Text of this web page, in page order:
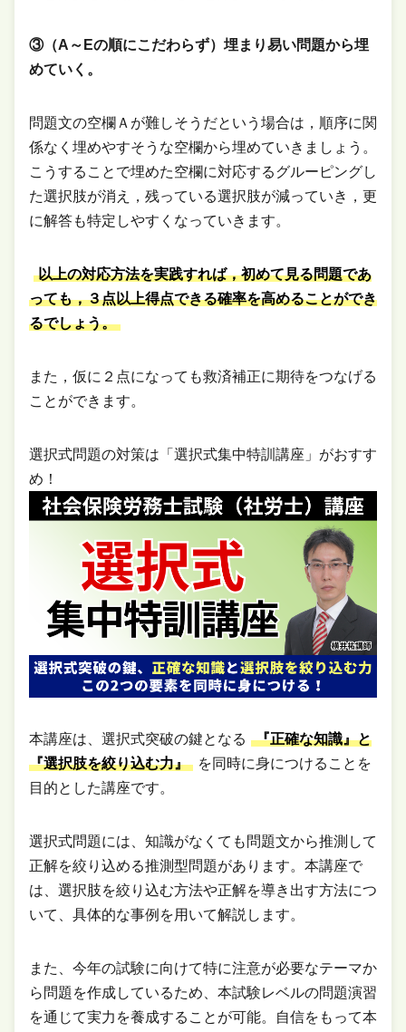
③（A～Eの順にこだわらず）埋まり易い問題から埋
めていく。
問題文の空欄Ａが難しそうだという場合は，順序に関
係なく埋めやすそうな空欄から埋めていきましょう。
こうすることで埋めた空欄に対応するグルーピングし
た選択肢が消え，残っている選択肢が減っていき，更
に解答も特定しやすくなっていきます。
以上の対応方法を実践すれば，初めて見る問題であ
っても，３点以上得点できる確率を高めることができ
るでしょう。
また，仮に２点になっても救済補正に期待をつなげる
ことができます。
選択式問題の対策は「選択式集中特訓講座」がおすす
め！
本講座は、選択式突破の鍵となる
『正確な知識』と
『選択肢を絞り込む力』
を同時に身につけることを
目的とした講座です。
選択式問題には、知識がなくても問題文から推測して
正解を絞り込める推測型問題があります。本講座で
は、選択肢を絞り込む方法や正解を導き出す方法につ
いて、具体的な事例を用いて解説します。
また、今年の試験に向けて特に注意が必要なテーマか
ら問題を作成しているため、本試験レベルの問題演習
を通じて実力を養成することが可能。自信をもって本